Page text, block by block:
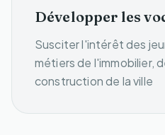
Développer les
Susciter l'intérêt des
métiers de l'immobilier,
construction de la ville